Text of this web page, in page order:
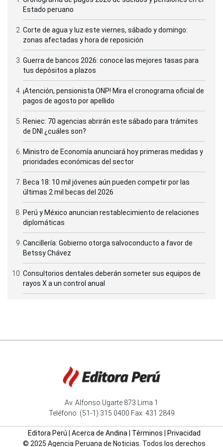
Estado peruano
Corte de agua y luz este viernes, sábado y domingo:
zonas afectadas y hora de reposición
Guerra de bancos 2026: conoce las mejores tasas para
tus depósitos a plazos
¡Atención, pensionista ONP! Mira el cronograma oficial de
pagos de agosto por apellido
Reniec: 70 agencias abrirán este sábado para trámites
de DNI ¿cuáles son?
Ministro de Economía anunciará hoy primeras medidas y
prioridades económicas del sector
Beca 18: 10 mil jóvenes aún pueden competir por las
últimas 2 mil becas del 2026
Perú y México anuncian restablecimiento de relaciones
diplomáticas
Cancillería: Gobierno otorga salvoconducto a favor de
Betssy Chávez
Consultorios dentales deberán someter sus equipos de
rayos X a un control anual
Av. Alfonso Ugarte 873 Lima 1
Teléfono: (51-1) 315 0400 Fax: 431 2849
Editora Perú Acerca de Andina Términos
Privacidad
© 2025 Agencia Peruana de Noticias. Todos los derechos